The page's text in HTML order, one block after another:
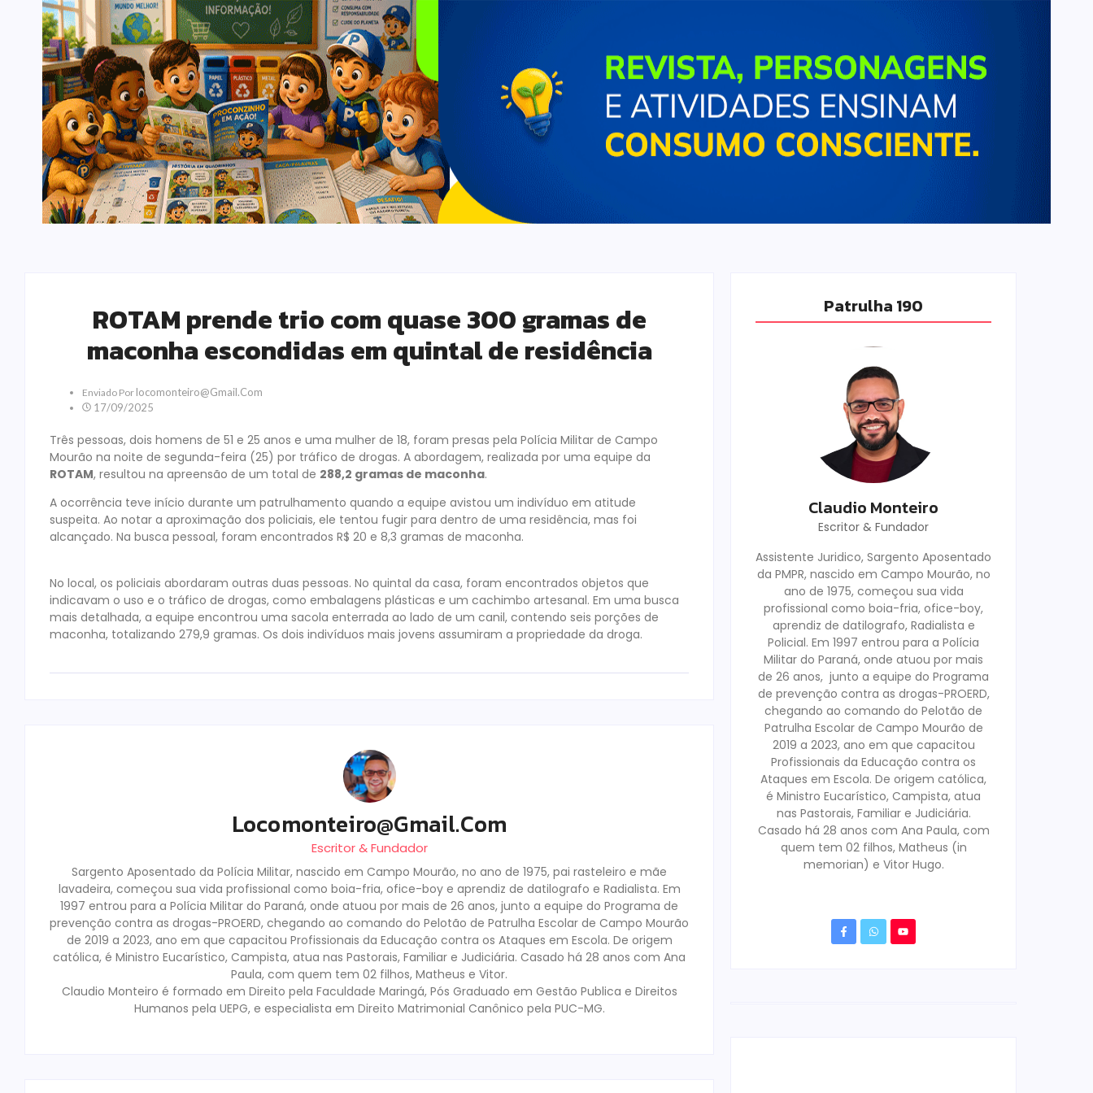
ROTAM prende trio com quase 300 gramas de
maconha escondidas em quintal de residência
Enviado Por Locomonteiro@gmail.com
17/09/2025
Três pessoas, dois homens de 51 e 25 anos e uma mulher de 18, foram presas pela Polícia Militar de Campo
Mourão na noite de segunda-feira (25) por tráfico de drogas. A abordagem, realizada por uma equipe da
ROTAM, resultou na apreensão de um total de 288,2 gramas de maconha.
A ocorrência teve início durante um patrulhamento quando a equipe avistou um indivíduo em atitude
suspeita. Ao notar a aproximação dos policiais, ele tentou fugir para dentro de uma residência, mas foi
alcançado. Na busca pessoal, foram encontrados R$ 20 e 8,3 gramas de maconha.
No local, os policiais abordaram outras duas pessoas. No quintal da casa, foram encontrados objetos que
indicavam o uso e o tráfico de drogas, como embalagens plásticas e um cachimbo artesanal. Em uma busca
mais detalhada, a equipe encontrou uma sacola enterrada ao lado de um canil, contendo seis porções de
maconha, totalizando 279,9 gramas. Os dois indivíduos mais jovens assumiram a propriedade da droga.
Locomonteiro@gmail.com
Escritor & Fundador
Sargento Aposentado da Polícia Militar, nascido em Campo Mourão, no ano de 1975, pai rasteleiro e mãe
lavadeira, começou sua vida profissional como boia-fria, ofice-boy e aprendiz de datilografo e Radialista. Em
1997 entrou para a Polícia Militar do Paraná, onde atuou por mais de 26 anos, junto a equipe do Programa de
prevenção contra as drogas-PROERD, chegando ao comando do Pelotão de Patrulha Escolar de Campo Mourão
de 2019 a 2023, ano em que capacitou Profissionais da Educação contra os Ataques em Escola. De origem
católica, é Ministro Eucarístico, Campista, atua nas Pastorais, Familiar e Judiciária. Casado há 28 anos com Ana
Paula, com quem tem 02 filhos, Matheus e Vitor.
Claudio Monteiro é formado em Direito pela Faculdade Maringá, Pós Graduado em Gestão Publica e Direitos
Humanos pela UEPG, e especialista em Direito Matrimonial Canônico pela PUC-MG.
Patrulha 190
Claudio Monteiro
Escritor & Fundador
Assistente Juridico, Sargento Aposentado
da PMPR, nascido em Campo Mourão, no
ano de 1975, começou sua vida
profissional como boia-fria, ofice-boy,
aprendiz de datilografo, Radialista e
Policial. Em 1997 entrou para a Polícia
Militar do Paraná, onde atuou por mais
de 26 anos, junto a equipe do Programa
de prevenção contra as drogas-PROERD,
chegando ao comando do Pelotão de
Patrulha Escolar de Campo Mourão de
2019 a 2023, ano em que capacitou
Profissionais da Educação contra os
Ataques em Escola. De origem católica,
é Ministro Eucarístico, Campista, atua
nas Pastorais, Familiar e Judiciária.
Casado há 28 anos com Ana Paula, com
quem tem 02 filhos, Matheus (in
memorian) e Vitor Hugo.